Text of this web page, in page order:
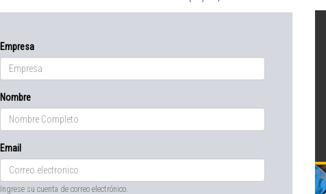
Empresa
Nombre
Email
Ingrese su cuenta de correo electrónico.